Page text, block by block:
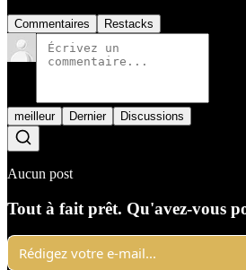
Commentaires Restacks
meilleur Dernier Discussions
Aucun post
Tout à fait prêt. Qu'avez-vous